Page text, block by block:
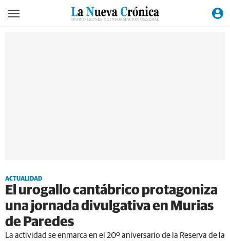
ACTUALIDAD
El urogallo cantábrico protagoniza
una jornada divulgativa en Murias
de Paredes
La actividad se enmarca en el 20º aniversario de la Reserva de la